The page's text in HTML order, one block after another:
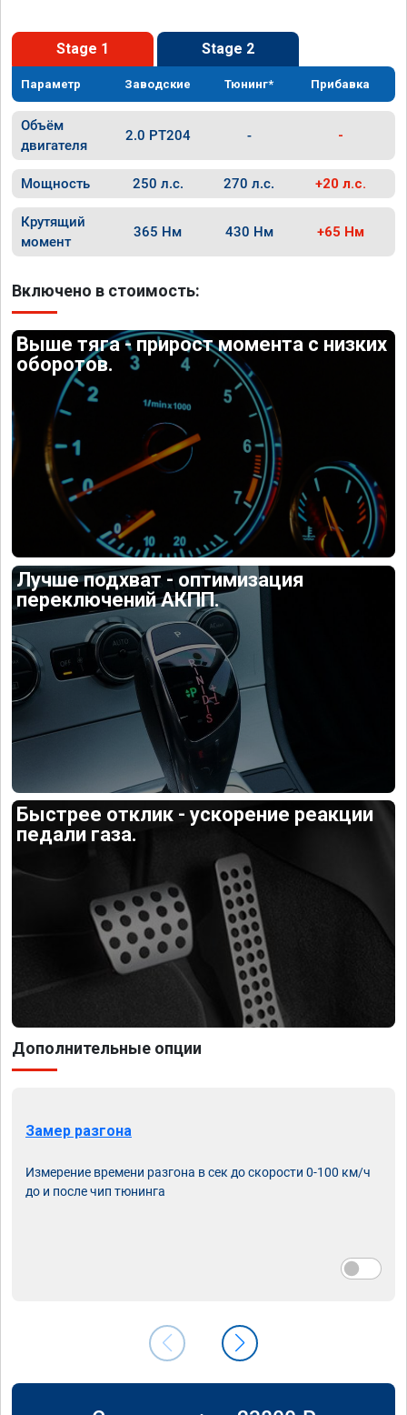
Stage 1 Stage 2
Параметр Заводские Тюнинг* Прибавка
Объём
двигателя
2.0 PT204 - -
Мощность 250 л.с. 270 л.с. +20 л.с.
Крутящий
момент
365 Нм 430 Нм +65 Нм
Включено в стоимость:
Выше тяга - прирост момента с низких
оборотов.
Лучше подхват - оптимизация
переключений АКПП.
Быстрее отклик - ускорение реакции
педали газа.
Дополнительные опции
Замер разгона
Измерение времени разгона в сек до скорости 0-100 км/ч
до и после чип тюнинга